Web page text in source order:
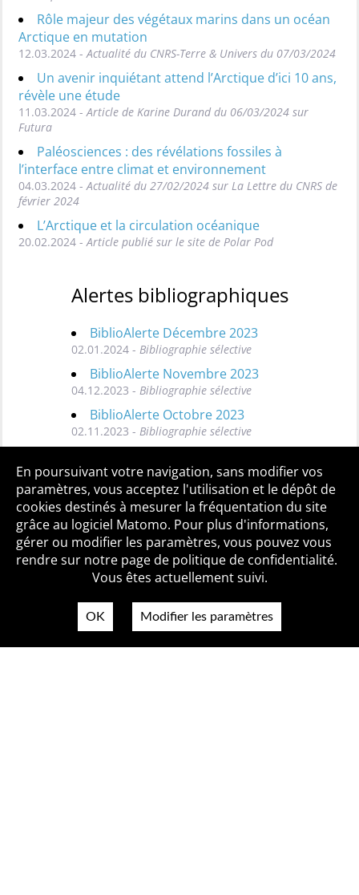
Rôle majeur des végétaux marins dans un océan
Arctique en mutation
12.03.2024 - Actualité du CNRS-Terre & Univers du 07/03/2024
Un avenir inquiétant attend l’Arctique d’ici 10 ans,
révèle une étude
11.03.2024 - Article de Karine Durand du 06/03/2024 sur
Futura
Paléosciences : des révélations fossiles à
l’interface entre climat et environnement
04.03.2024 - Actualité du 27/02/2024 sur La Lettre du CNRS de
février 2024
L’Arctique et la circulation océanique
20.02.2024 - Article publié sur le site de Polar Pod
Alertes bibliographiques
BiblioAlerte Décembre 2023
02.01.2024 - Bibliographie sélective
BiblioAlerte Novembre 2023
04.12.2023 - Bibliographie sélective
BiblioAlerte Octobre 2023
02.11.2023 - Bibliographie sélective
Toutes les BiblioAlertes
Qui sommes-nous ? Mentions légales
Accessibilité
Politique de confidentialité
Contact
En poursuivant votre navigation, sans modifier vos
paramètres, vous acceptez l'utilisation et le dépôt de
cookies destinés à mesurer la fréquentation du site
grâce au logiciel Matomo. Pour plus d'informations,
gérer ou modifier les paramètres, vous pouvez vous
rendre sur notre page de politique de confidentialité.
Vous êtes actuellement suivi.
OK Modifier les paramètres